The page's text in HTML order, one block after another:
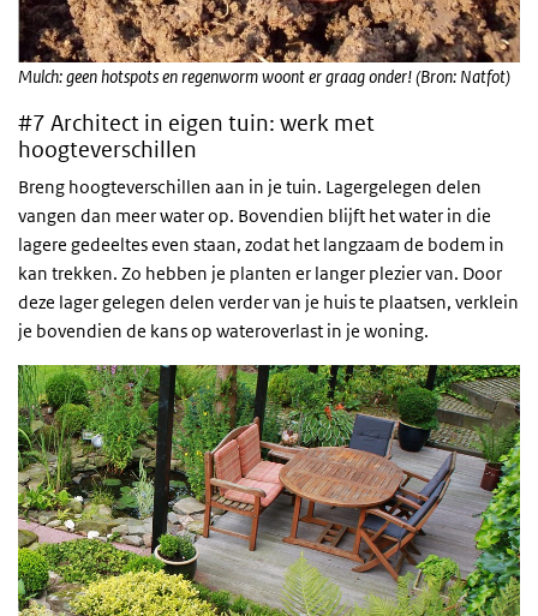
Mulch: geen hotspots en regenworm woont er graag onder! (Bron: Natfot)
#7 Architect in eigen tuin: werk met
hoogteverschillen
Breng hoogteverschillen aan in je tuin. Lagergelegen delen
vangen dan meer water op. Bovendien blijft het water in die
lagere gedeeltes even staan, zodat het langzaam de bodem in
kan trekken. Zo hebben je planten er langer plezier van. Door
deze lager gelegen delen verder van je huis te plaatsen, verklein
je bovendien de kans op wateroverlast in je woning.